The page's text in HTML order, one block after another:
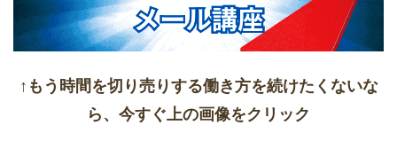
↑もう時間を切り売りする働き方を続けたくないな
ら、今すぐ上の画像をクリック